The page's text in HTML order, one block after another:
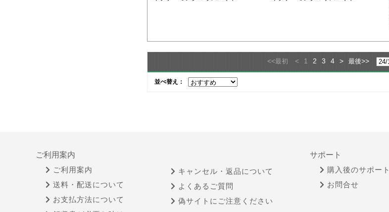
<<最初 < 1 2 3 4 > 最後>>
並べ替え：
ご利用案内
ご利用案内
送料・配送について
お支払方法について
キャンセル・返品について
よくあるご質問
偽サイトにご注意ください
サポート
購入後のサポート
お問合せ